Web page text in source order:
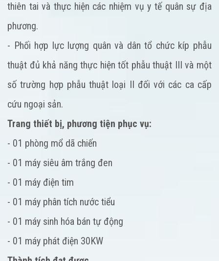
thiên tai và thực hiện các nhiệm vụ y tế quân sự địa
phương.
- Phối hợp lực lượng quân và dân tổ chức kíp phẫu
thuật đủ khả năng thực hiện tốt phẫu thuật III và một
số trường hợp phẫu thuật loại II đối với các ca cấp
cứu ngoại sản.
Trang thiết bị, phương tiện phục vụ:
- 01 phòng mổ dã chiến
- 01 máy siêu âm trắng đen
- 01 máy điện tim
- 01 máy phân tích nước tiểu
- 01 máy sinh hóa bán tự động
- 01 máy phát điện 30KW